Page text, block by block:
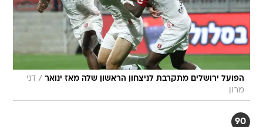
הפועל ירושלים מתקרבת לניצחון הראשון שלה מאז ינואר / דני
מרון
90